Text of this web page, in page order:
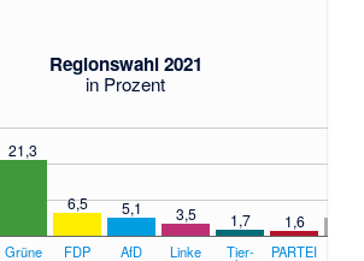
Regionswahl 2021
in Prozent
21,3
6,5 5,1 3,5 1,7 1,6
Grüne FDP AfD Linke Tier­ PARTEI